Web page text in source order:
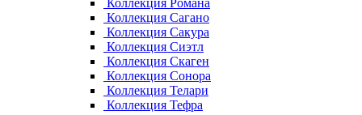
Коллекция Романа
Коллекция Сагано
Коллекция Сакура
Коллекция Сиэтл
Коллекция Скаген
Коллекция Сонора
Коллекция Телари
Коллекция Тефра